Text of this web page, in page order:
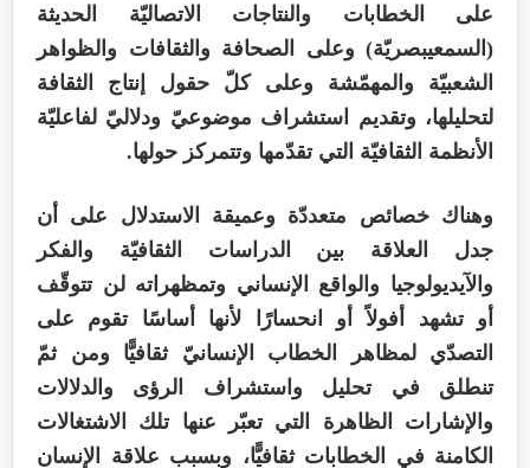
على الخطابات والنتاجات الاتصاليّة الحديثة
(السمعيبصريّة) وعلى الصحافة والثقافات والظواهر
الشعبيّة والمهمّشة وعلى كلّ حقول إنتاج الثقافة
لتحليلها، وتقديم استشراف موضوعيّ ودلاليّ لفاعليّة
الأنظمة الثقافيّة التي تقدّمها وتتمركز حولها.
وهناك خصائص متعددّة وعميقة الاستدلال على أن
جدل العلاقة بين الدراسات الثقافيّة والفكر
والآيديولوجيا والواقع الإنساني وتمظهراته لن تتوقّف
أو تشهد أفولاً أو انحسارًا لأنها أساسًا تقوم على
التصدّي لمظاهر الخطاب الإنسانيّ ثقافيًّا ومن ثمّ
تنطلق في تحليل واستشراف الرؤى والدلالات
والإشارات الظاهرة التي تعبّر عنها تلك الاشتغالات
الكامنة في الخطابات ثقافيًّا، وبسبب علاقة الإنسان